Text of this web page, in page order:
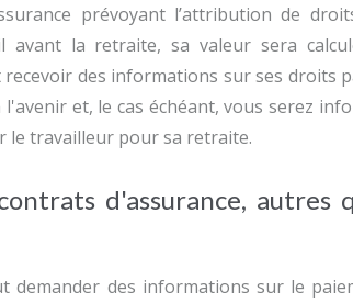
prévoyant l’attribution de
avant la retraite, sa valeur sera
des informations sur ses droits
et, le cas échéant, vous serez
le travailleur pour sa retraite.
d'assurance, autres
demander des informations sur le